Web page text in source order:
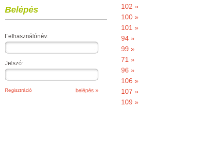
Belépés
Felhasználónév:
Jelszó:
Regisztráció
102 »
100 »
101 »
94 »
99 »
71 »
96 »
106 »
107 »
109 »